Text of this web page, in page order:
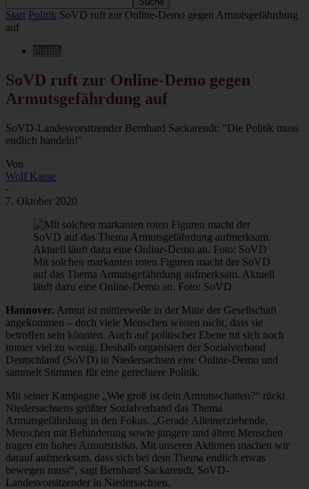
Start Politik SoVD ruft zur Online-Demo gegen Armutsgefährdung
auf
Politik
SoVD ruft zur Online-Demo gegen
Armutsgefährdung auf
SoVD-Landesvorsitzender Bernhard Sackarendt: "Die Politik muss
endlich handeln!"
Von
Wolf Kasse
-
7. Oktober 2020
Mit solchen markanten roten Figuren macht der SoVD
auf das Thema Armutsgefährdung aufmerksam. Aktuell
läuft dazu eine Online-Demo an. Foto: SoVD
Hannover. Armut ist mittlerweile in der Mitte der Gesellschaft
angekommen – doch viele Menschen wissen nicht, dass sie
betroffen sein könnten. Auch auf politischer Ebene tut sich noch
immer viel zu wenig. Deshalb organisiert der Sozialverband
Deutschland (SoVD) in Niedersachsen eine Online-Demo und
sammelt Stimmen für eine gerechtere Politik.
Mit seiner Kampagne „Wie groß ist dein Armutsschatten?“ rückt
Niedersachsens größter Sozialverband das Thema
Armutsgefährdung in den Fokus. „Gerade Alleinerziehende,
Menschen mit Behinderung sowie jüngere und ältere Menschen
tragen ein hohes Armutsrisiko. Mit unseren Aktionen machen wir
darauf aufmerksam, dass sich bei dem Thema endlich etwas
bewegen muss“, sagt Bernhard Sackarendt, SoVD-
Landesvorsitzender in Niedersachsen.